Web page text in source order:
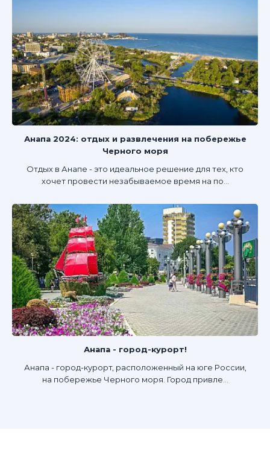
Анапа 2024: отдых и развлечения на побережье
Черного моря
Отдых в Анапе - это идеальное решение для тех, кто
хочет провести незабываемое время на по...
Анапа - город-курорт!
Анапа - город-курорт, расположенный на юге России,
на побережье Черного моря. Город привле...